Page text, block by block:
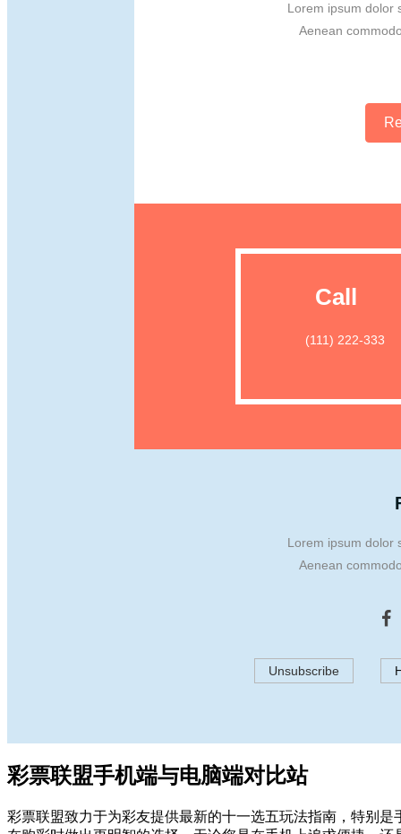
Lorem ipsum dolor
Aenean
Call
(111) 222-333
Lorem ipsum dolor
Aenean
Unsubscribe
彩票联盟手机端与电脑端对比站
彩票联盟致力于为彩友提供最新的十一选五玩法指南，特别